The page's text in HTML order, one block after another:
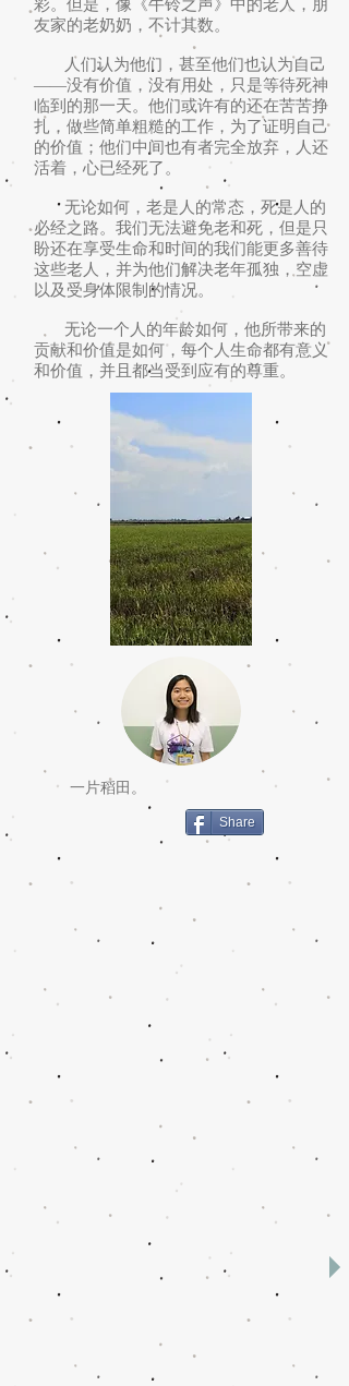
彩。但是，像《牛铃之声》中的老人，朋
友家的老奶奶，不计其数。
人们认为他们，甚至他们也认为自己
——没有价值，没有用处，只是等待死神
临到的那一天。他们或许有的还在苦苦挣
扎，做些简单粗糙的工作，为了证明自己
的价值；他们中间也有者完全放弃，人还
活着，心已经死了。
无论如何，老是人的常态，死是人的
必经之路。我们无法避免老和死，但是只
盼还在享受生命和时间的我们能更多善待
这些老人，并为他们解决老年孤独，空虚
以及受身体限制的情况。
无论一个人的年龄如何，他所带来的
贡献和价值是如何，每个人生命都有意义
和价值，并且都当受到应有的尊重。
一片稻田。
Share